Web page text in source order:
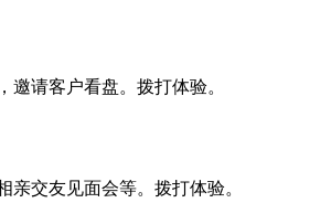
邀请客户看盘。拨打体验。
亲交友见面会等。拨打体验。